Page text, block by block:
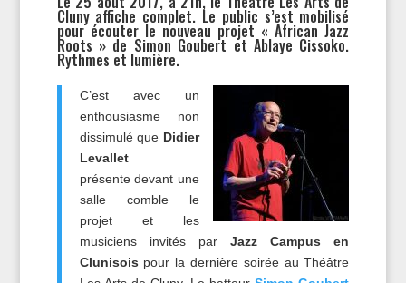
Cluny affiche complet. Le public s’est mobilisé
pour écouter le nouveau projet « African Jazz
Roots » de Simon Goubert et Ablaye Cissoko.
Rythmes et lumière.
C’est avec un
enthousiasme non
dissimulé que Didier
Levallet
présente devant une
salle comble le
projet et les
musiciens invités parJazz Campus en
Clunisois pour la dernière soirée au Théâtre